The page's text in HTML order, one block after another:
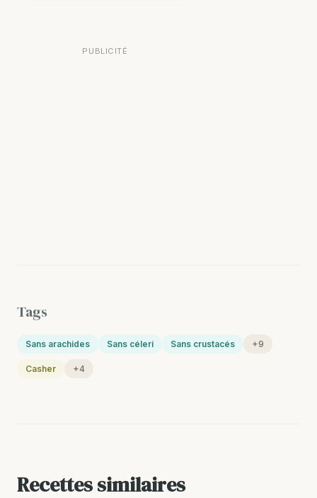
PUBLICITÉ
Tags
Sans arachides Sans céleri Sans crustacés +9
Casher +4
Recettes similaires